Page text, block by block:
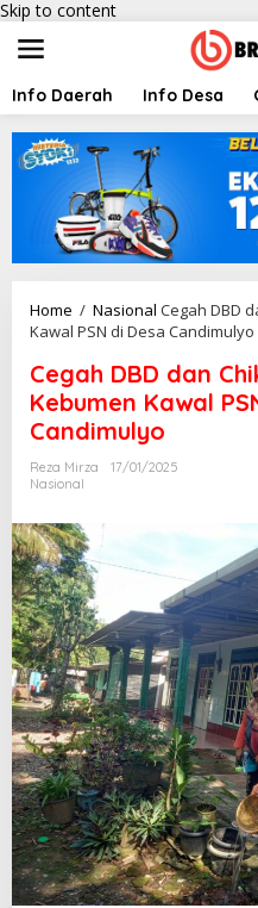
Skip to content
Info Daerah Info Desa
Home / Nasional Cegah DBD
Kawal PSN di Desa Candimulyo
Cegah DBD dan
Kebumen Kawal
Candimulyo
Reza Mirza
17/01/2025
Nasional